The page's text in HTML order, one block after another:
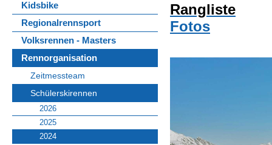
Kidsbike
Regionalrennsport
Volksrennen - Masters
Rennorganisation
Zeitmessteam
Schülerskirennen
2026
2025
2024
Rangliste
Fotos